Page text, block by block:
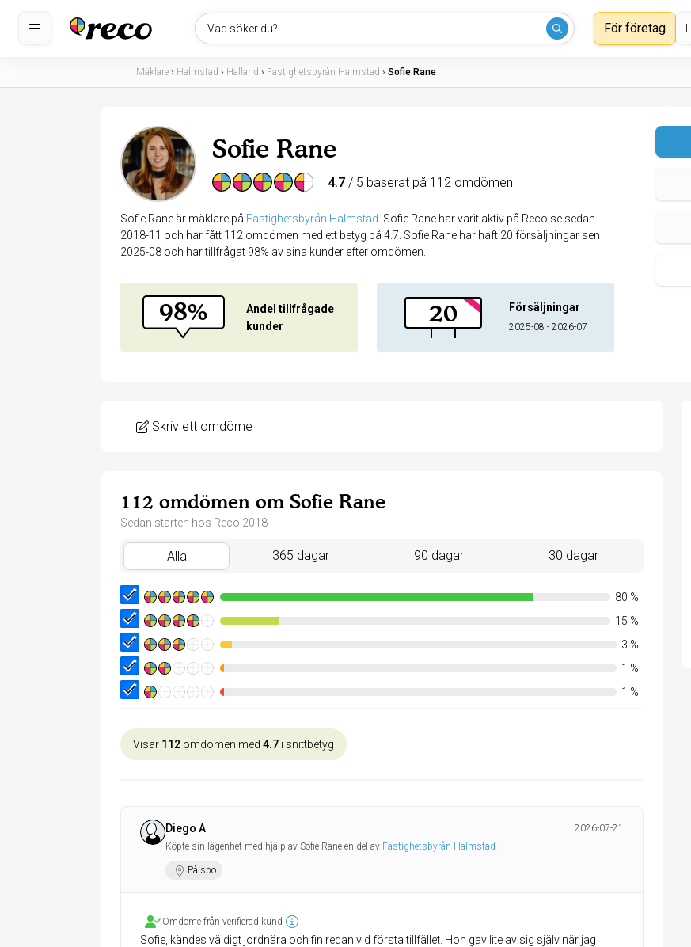
Vad söker du? För företag
Mäklare › Halmstad › Halland › Fastighetsbyrån Halmstad › Sofie Rane
Sofie Rane
4.7 / 5 baserat på 112 omdömen
Sofie Rane är mäklare på Fastighetsbyrån Halmstad. Sofie Rane har varit aktiv på Reco.se sedan
2018-11 och har fått 112 omdömen med ett betyg på 4.7. Sofie Rane har haft 20 försäljningar sen
2025-08 och har tillfrågat 98% av sina kunder efter omdömen.
98%
Andel tillfrågade
kunder
20 Försäljningar
2025-08 - 2026-07
Skriv ett omdöme
112 omdömen om Sofie Rane
Sedan starten hos Reco 2018
Alla 365 dagar 90 dagar 30 dagar
80 %
15 %
3 %
1 %
1 %
Visar 112 omdömen med 4.7 i snittbetyg
Diego A
2026-07-21
Köpte sin lägenhet med hjälp av Sofie Rane en del av Fastighetsbyrån Halmstad
Pålsbo
Omdöme från verifierad kund
Sofie, kändes väldigt jordnära och fin redan vid första tillfället. Hon gav lite av sig själv när jag